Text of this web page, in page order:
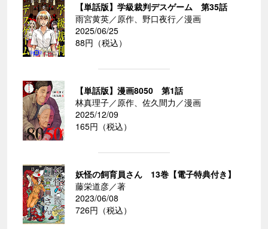
【単話版】学級裁判デスゲーム 第35話
雨宮黄英／原作、野口夜行／漫画
2025/06/25
88円（税込）
【単話版】漫画8050 第1話
林真理子／原作、佐久間力／漫画
2025/12/09
165円（税込）
妖怪の飼育員さん 13巻【電子特典付き】
藤栄道彦／著
2023/06/08
726円（税込）